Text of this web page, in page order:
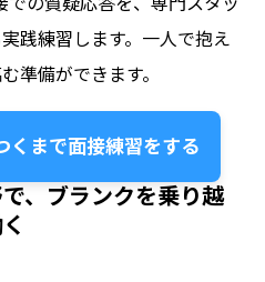
践練習します。一人で抱え
準備ができます。
くまで面接練習をする
、ブランクを乗り越